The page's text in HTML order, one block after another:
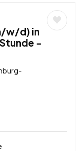
w/d) in
–